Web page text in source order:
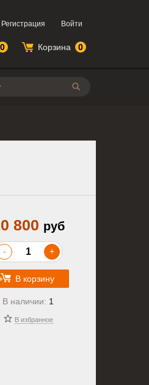
Поиск
0 Корзина 0
Регистрация Войти
800 руб
- +
В корзину
В наличии: 1
В избранное